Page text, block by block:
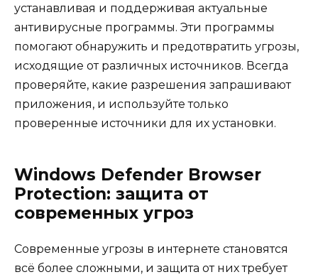
устанавливая и поддерживая актуальные
антивирусные программы. Эти программы
помогают обнаружить и предотвратить угрозы,
исходящие от различных источников. Всегда
проверяйте, какие разрешения запрашивают
приложения, и используйте только
проверенные источники для их установки.
Windows Defender Browser
Protection: защита от
современных угроз
Современные угрозы в интернете становятся
всё более сложными, и защита от них требует